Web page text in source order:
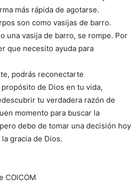
más rápida de agotarse.
son como vasijas de barro.
una vasija de barro, se rompe. Por
que necesito ayuda para
podrás reconectarte
de Dios en tu vida,
tu verdadera razón de
momento para buscar la
debo de tomar una decisión hoy
gracia de Dios.
COICOM